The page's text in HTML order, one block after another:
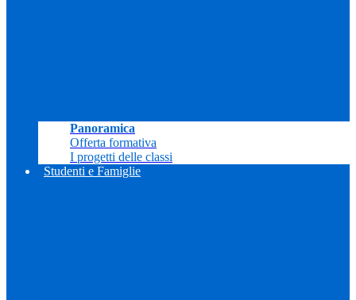
Panoramica
Offerta formativa
I progetti delle classi
Studenti e Famiglie